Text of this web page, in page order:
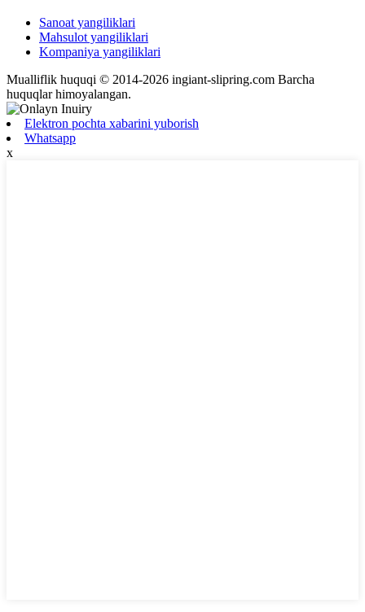
Sanoat yangiliklari
Mahsulot yangiliklari
Kompaniya yangiliklari
Mualliflik huquqi © 2014-2026 ingiant-slipring.com Barcha
huquqlar himoyalangan.
Elektron pochta xabarini yuborish
Whatsapp
x